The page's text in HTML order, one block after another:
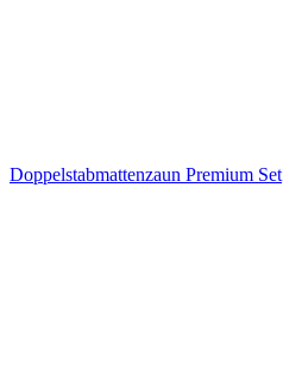
Doppelstabmattenzaun Premium Set